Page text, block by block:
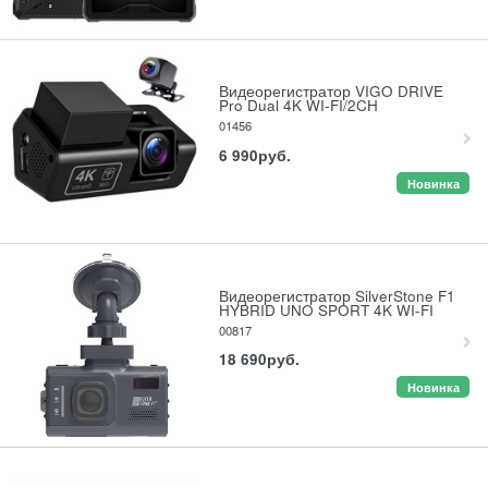
Видеорегистратор VIGO DRIVE
Pro Dual 4K WI-FI/2CH
01456
6 990руб.
Новинка
Видеорегистратор SilverStone F1
HYBRID UNO SPORT 4K WI-FI
00817
18 690руб.
Новинка